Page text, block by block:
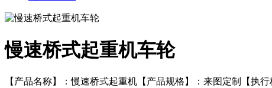
慢速桥式起重机车轮
【产品名称】：慢速桥式起重机【产品规格】：来图定制【执